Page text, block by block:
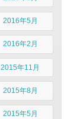
2016年5月
2016年2月
2015年11月
2015年8月
2015年5月